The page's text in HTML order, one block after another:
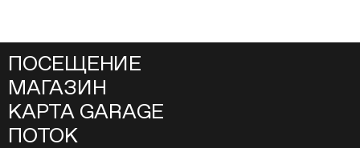
ПОСЕЩЕНИЕ
МАГАЗИН
КАРТА GARAGE
ПОТОК